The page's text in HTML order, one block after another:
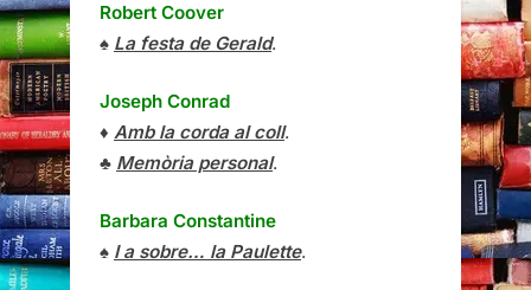
Robert Coover
♠ La festa de Gerald.
Joseph Conrad
♦ Amb la corda al coll.
♣ Memòria personal.
Barbara Constantine
♠ I a sobre… la Paulette.